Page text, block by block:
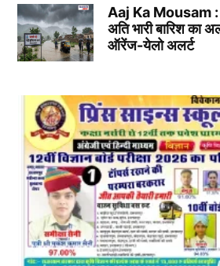
Aaj Ka Mousam :
अति भारी बारिश का
ऑरेंज-येलो अलर्ट